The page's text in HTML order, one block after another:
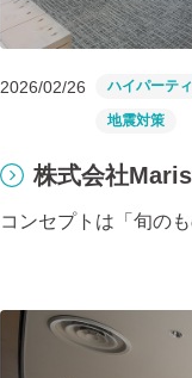
2026/02/26 ハイパーテ
地震対策
株式会社
コンセプトは「旬の